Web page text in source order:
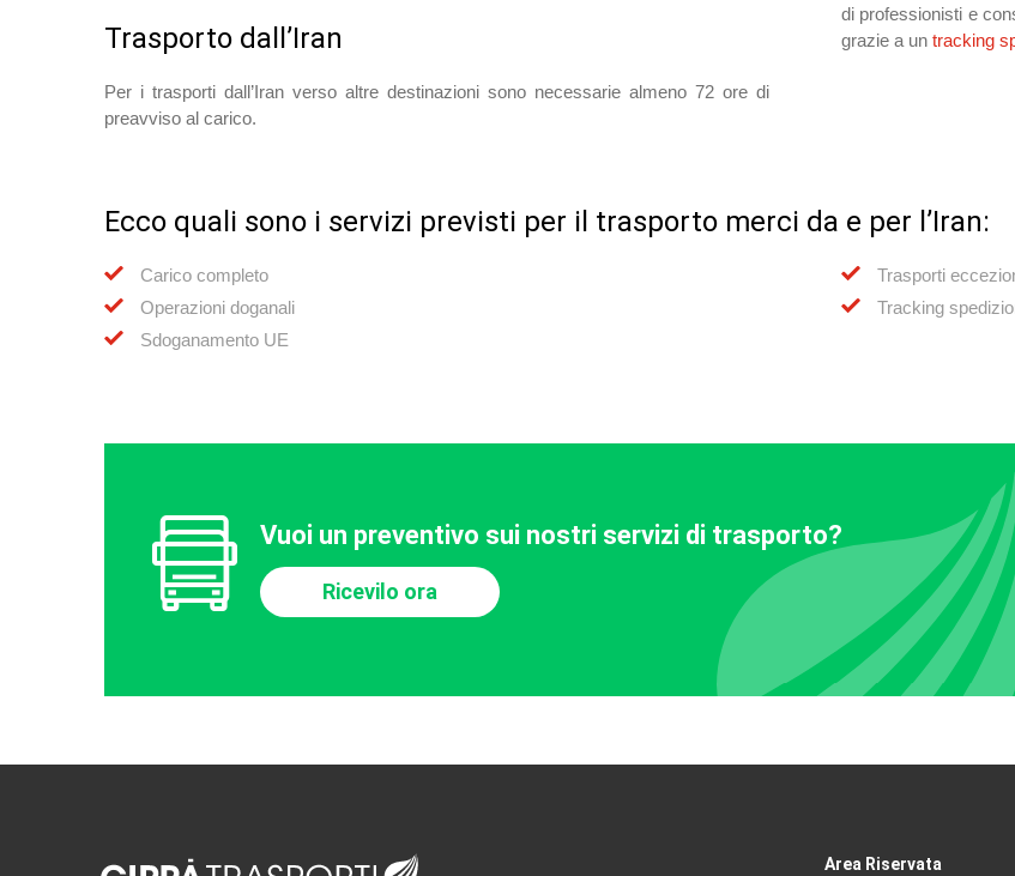
Trasporto dall’Iran
Per i trasporti dall’Iran verso altre destinazioni sono necessarie almeno 72 ore di
preavviso al carico.
di professionisti e
grazie a un tracking
Ecco quali sono i servizi previsti per il trasporto merci da e per l’Iran:
Carico completo
Operazioni doganali
Sdoganamento UE
Trasporti
Tracking
Vuoi un preventivo sui nostri servizi di trasporto?
Ricevilo ora
Area Riservata